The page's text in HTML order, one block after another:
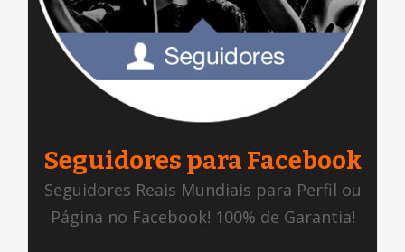
Seguidores para Facebook
Seguidores Reais Mundiais para Perfil ou
Página no Facebook! 100% de Garantia!